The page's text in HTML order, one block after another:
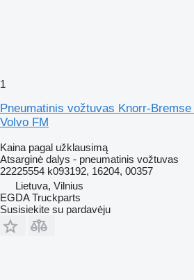
1
Pneumatinis vožtuvas Knorr-
Volvo FM
Kaina pagal užklausimą
Atsarginė dalys - pneumatinis vožtuvas
22225554 k093192, 16204, 00357
Lietuva, Vilnius
EGDA Truckparts
Susisiekite su pardavėju